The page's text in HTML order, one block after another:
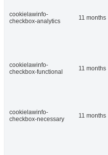
cookielawinfo-
checkbox-analytics
11 months
cookielawinfo-
checkbox-functional
11 months
cookielawinfo-
checkbox-necessary
11 months